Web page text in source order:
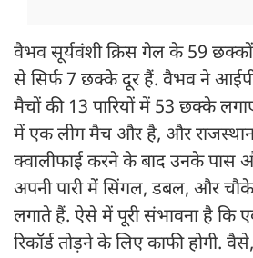
वैभव सूर्यवंशी क्रिस गेल के 59 छक्कों
से सिर्फ 7 छक्के दूर हैं. वैभव ने
मैचों की 13 पारियों में 53 छक्के
में एक लीग मैच और है, और
क्वालीफाई करने के बाद उनके पास
अपनी पारी में सिंगल, डबल, और
लगाते हैं. ऐसे में पूरी संभावना है कि
रिकॉर्ड तोड़ने के लिए काफी होगी.